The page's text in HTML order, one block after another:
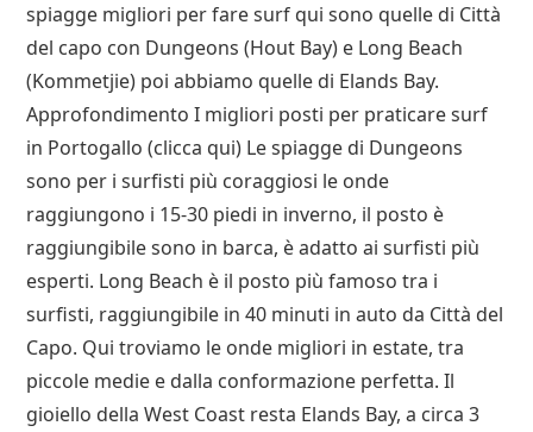
spiagge migliori per fare surf qui sono quelle di Città
del capo con Dungeons (Hout Bay) e Long Beach
(Kommetjie) poi abbiamo quelle di Elands Bay.
Approfondimento I migliori posti per praticare surf
in Portogallo (clicca qui) Le spiagge di Dungeons
sono per i surfisti più coraggiosi le onde
raggiungono i 15-30 piedi in inverno, il posto è
raggiungibile sono in barca, è adatto ai surfisti più
esperti. Long Beach è il posto più famoso tra i
surfisti, raggiungibile in 40 minuti in auto da Città del
Capo. Qui troviamo le onde migliori in estate, tra
piccole medie e dalla conformazione perfetta. Il
gioiello della West Coast resta Elands Bay, a circa 3